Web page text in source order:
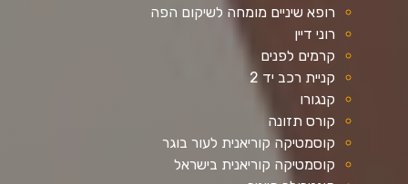
רופא שיניים מומחה לשיקום הפה
רוני דיין
קרמים לפנים
קניית רכב יד 2
קנגורו
קורס תזונה
קוסמטיקה קוריאנית לעור בוגר
קוסמטיקה קוריאנית בישראל